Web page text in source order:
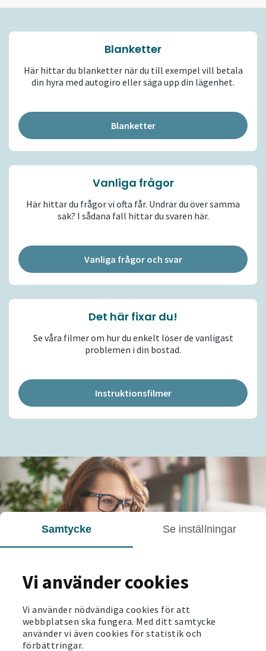
Samtycke Se inställningar
Vi använder cookies
Vi använder nödvändiga cookies för att
webbplatsen ska fungera. Med ditt samtycke
använder vi även cookies för statistik och
förbättringar.
Blanketter
Här hittar du blanketter när du till exempel vill betala
din hyra med autogiro eller säga upp din lägenhet.
Blanketter
Vanliga frågor
Här hittar du frågor vi ofta får. Undrar du över samma
sak? I sådana fall hittar du svaren här.
Vanliga frågor och svar
Det här fixar du!
Se våra filmer om hur du enkelt löser de vanligast
problemen i din bostad.
Instruktionsfilmer
Välkommen till Mina sidor!